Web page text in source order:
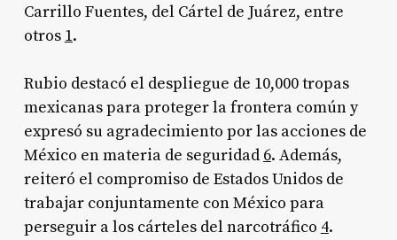
Carrillo Fuentes, del Cártel de Juárez, entre
otros 1.
Rubio destacó el despliegue de 10,000 tropas
mexicanas para proteger la frontera común y
expresó su agradecimiento por las acciones de
México en materia de seguridad 6. Además,
reiteró el compromiso de Estados Unidos de
trabajar conjuntamente con México para
perseguir a los cárteles del narcotráfico 4.